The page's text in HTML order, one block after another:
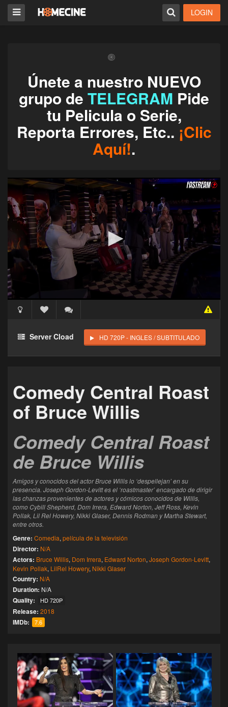
LOGIN
Únete a nuestro NUEVO
grupo de TELEGRAM Pide
tu Pelicula o Serie,
Reporta Errores, Etc.. ¡Clic
Aquí!.
Haz clic 3 veces en el botón para desbloquear este
reproductor
Clics: 0/3
El acceso expira en 1 hora
Server Cload HD 720P - INGLES / SUBTITULADO
Comedy Central Roast
of Bruce Willis
Comedy Central Roast
de Bruce Willis
Amigos y conocidos del actor Bruce Willis lo ‘despellejan’ en su
presencia. Joseph Gordon-Levitt es el ‘roastmaster’ encargado de dirigir
las chanzas provenientes de actores y cómicos conocidos de Willis,
como Cybill Shepherd, Dom Irrera, Edward Norton, Jeff Ross, Kevin
Pollak, Lil Rel Howery, Nikki Glaser, Dennis Rodman y Martha Stewart,
entre otros.
Genre: Comedia, película de la televisión
Director: N/A
Actors: Bruce Willis, Dom Irrera, Edward Norton, Joseph Gordon-Levitt,
Kevin Pollak, LilRel Howery, Nikki Glaser
Country: N/A
Duration: N/A
Quality: HD 720P
Release: 2018
IMDb: 7.6